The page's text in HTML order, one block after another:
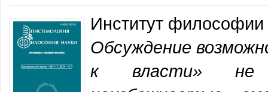
Институт
Обсуждение
к власти» не